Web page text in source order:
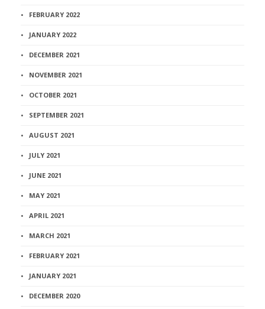
FEBRUARY 2022
JANUARY 2022
DECEMBER 2021
NOVEMBER 2021
OCTOBER 2021
SEPTEMBER 2021
AUGUST 2021
JULY 2021
JUNE 2021
MAY 2021
APRIL 2021
MARCH 2021
FEBRUARY 2021
JANUARY 2021
DECEMBER 2020